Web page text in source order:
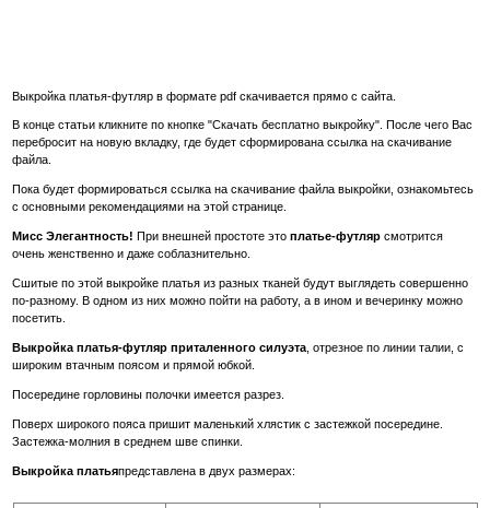
Выкройка платья-футляр в формате pdf скачивается прямо с сайта.
В конце статьи кликните по кнопке "Скачать бесплатно выкройку". После чего Вас
перебросит на новую вкладку, где будет сформирована ссылка на скачивание
файла.
Пока будет формироваться ссылка на скачивание файла выкройки, ознакомьтесь
с основными рекомендациями на этой странице.
Мисс Элегантность! При внешней простоте этоплатье-футляр смотрится
очень женственно и даже соблазнительно.
Сшитые по этой выкройке платья из разных тканей будут выглядеть совершенно
по-разному. В одном из них можно пойти на работу, а в ином и вечеринку можно
посетить.
Выкройка платья-футляр приталенного силуэта , отрезное по линии талии, с
широким втачным поясом и прямой юбкой.
Посередине горловины полочки имеется разрез.
Поверх широкого пояса пришит маленький хлястик с застежкой посередине.
Застежка-молния в среднем шве спинки.
Выкройка платьяпредставлена в двух размерах: